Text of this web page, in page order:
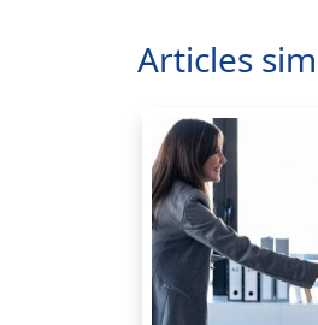
Articles